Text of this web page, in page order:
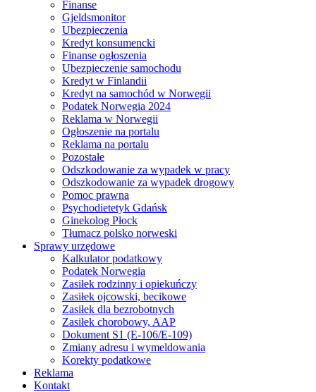
Finanse
Gjeldsmonitor
Ubezpieczenia
Kredyt konsumencki
Finanse ogłoszenia
Ubezpieczenie samochodu
Kredyt w Finlandii
Kredyt na samochód w Norwegii
Podatek Norwegia 2024
Reklama w Norwegii
Ogłoszenie na portalu
Reklama na portalu
Pozostałe
Odszkodowanie za wypadek w pracy
Odszkodowanie za wypadek drogowy
Pomoc prawna
Psychodietetyk Gdańsk
Ginekolog Płock
Tłumacz polsko norweski
Sprawy urzędowe
Kalkulator podatkowy
Podatek Norwegia
Zasiłek rodzinny i opiekuńczy
Zasiłek ojcowski, becikowe
Zasiłek dla bezrobotnych
Zasiłek chorobowy, AAP
Dokument S1 (E-106/E-109)
Zmiany adresu i wymeldowania
Korekty podatkowe
Reklama
Kontakt